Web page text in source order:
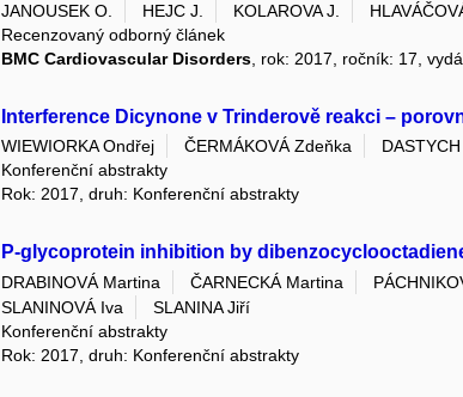
JANOUSEK O.
HEJC J. KOLAROVA J.
Recenzovaný odborný článek
BMC Cardiovascular Disorders , rok: 2017, ročník: 17,
Interference Dicynone v Trinderově reakci –
WIEWIORKA Ondřej ČERMÁKOVÁ Zdeňka
Konferenční abstrakty
Rok: 2017, druh: Konferenční abstrakty
P-glycoprotein inhibition by
DRABINOVÁ Martina ČARNECKÁ Martina
SLANINOVÁ Iva
SLANINA Jiří
Konferenční abstrakty
Rok: 2017, druh: Konferenční abstrakty